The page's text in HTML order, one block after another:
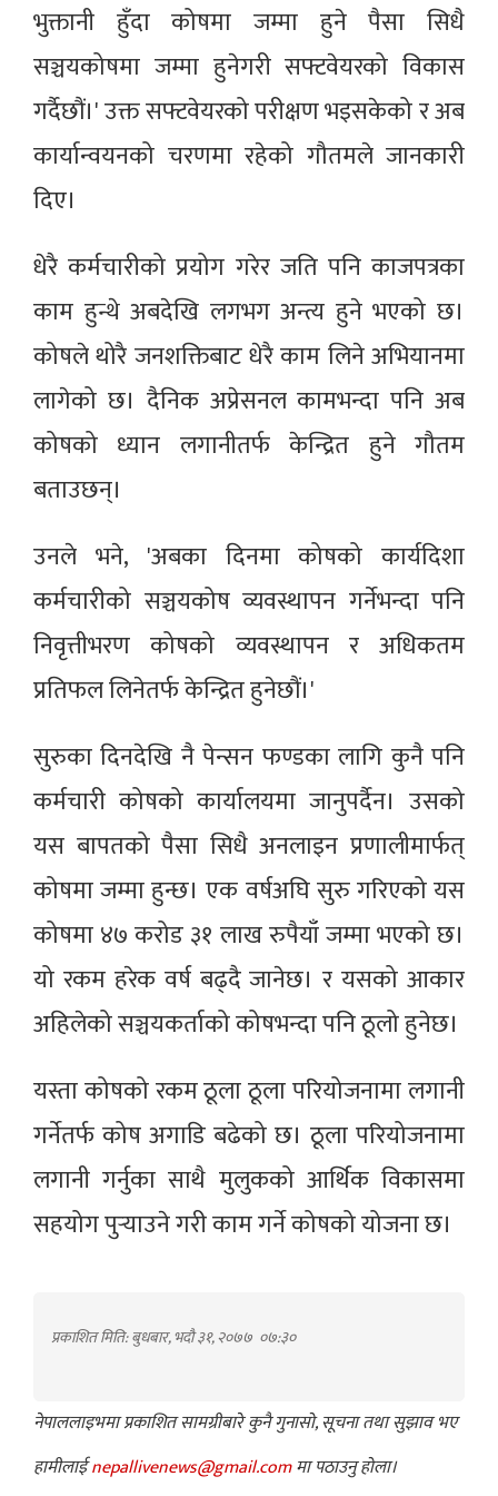
भुक्तानी हुँदा कोषमा जम्मा हुने पैसा सिधै
सञ्चयकोषमा जम्मा हुनेगरी सफ्टवेयरको विकास
गर्दैछौं।' उक्त सफ्टवेयरको परीक्षण भइसकेको र अब
कार्यान्वयनको चरणमा रहेको गौतमले जानकारी
दिए।
धेरै कर्मचारीको प्रयोग गरेर जति पनि काजपत्रका
काम हुन्थे अबदेखि लगभग अन्त्य हुने भएको छ।
कोषले थोरै जनशक्तिबाट धेरै काम लिने अभियानमा
लागेको छ। दैनिक अप्रेसनल कामभन्दा पनि अब
कोषको ध्यान लगानीतर्फ केन्द्रित हुने गौतम
बताउछन्।
उनले भने‚ 'अबका दिनमा कोषको कार्यदिशा
कर्मचारीको सञ्चयकोष व्यवस्थापन गर्नेभन्दा पनि
निवृत्तीभरण कोषको व्यवस्थापन र अधिकतम
प्रतिफल लिनेतर्फ केन्द्रित हुनेछौं।'
सुरुका दिनदेखि नै पेन्सन फण्डका लागि कुनै पनि
कर्मचारी कोषको कार्यालयमा जानुपर्दैन। उसको
यस बापतको पैसा सिधै अनलाइन प्रणालीमार्फत्
कोषमा जम्मा हुन्छ। एक वर्षअघि सुरु गरिएको यस
कोषमा ४७ करोड ३१ लाख रुपैयाँ जम्मा भएको छ।
यो रकम हरेक वर्ष बढ्दै जानेछ। र यसको आकार
अहिलेको सञ्चयकर्ताको कोषभन्दा पनि ठूलो हुनेछ।
यस्ता कोषको रकम ठूला ठूला परियोजनामा लगानी
गर्नेतर्फ कोष अगाडि बढेको छ। ठूला परियोजनामा
लगानी गर्नुका साथै मुलुकको आर्थिक विकासमा
सहयोग पुर्‍याउने गरी काम गर्ने कोषको योजना छ।
प्रकाशित मिति: बुधबार, भदौ ३१, २०७७ ०७:३०
नेपाललाइभमा प्रकाशित सामग्रीबारे कुनै गुनासो, सूचना तथा सुझाव भए
हामीलाईnepallivenews@gmail.comमा पठाउनु होला।